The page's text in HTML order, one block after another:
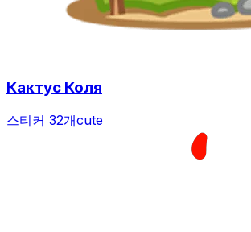
Кактус Коля
스티커 32개cute